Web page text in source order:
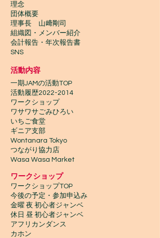
理念
団体概要
理事長 山﨑剛司
組織図・メンバー紹介
会計報告​・年次報告書
SNS
活動内容
一期JAMの活動TOP
​活動履歴2022-2014
ワークショップ
ワサワサごみひろい
いちご食堂
ギニア支部
Wontanara Tokyo
​つながり協力店
Wasa Wasa Market​
​ワークショップ
ワークショップTOP
今後の予定・参加申込み
金曜 夜 初心者ジャンベ
休日 昼 初心者ジャンベ
アフリカンダンス
カホン